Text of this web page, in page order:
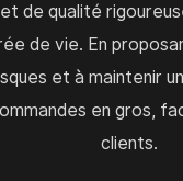
de qualité
de vie. En
et à maintenir
en gros,
clients.